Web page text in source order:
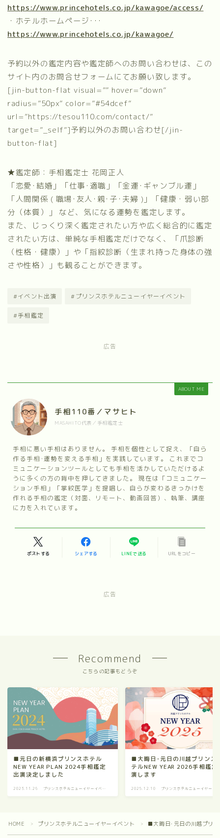
https://www.princehotels.co.jp/kawagoe/access/
・ホテルホームページ･･･
https://www.princehotels.co.jp/kawagoe/
予約以外の鑑定内容や鑑定師へのお問い合わせは、この
サイト内のお問合せフォームにてお願い致します。
[jin-button-flat visual=”” hover=”down”
radius=”50px” color=”#54dcef”
url=”https://tesou110.com/contact/”
target=”_self”]予約以外のお問い合わせ[/jin-
button-flat]
★鑑定師：手相鑑定士 花岡正人
「恋愛･結婚」「仕事･適職」「金運･ギャンブル運」
「人間関係 ( 職場･友人･親･子･夫婦 )」「健康・弱い部
分（体質）」 など、気になる運勢を鑑定します。
また、じっくり深く鑑定されたい方や広く総合的に鑑定
されたい方は、単純な手相鑑定だけでなく、
「爪診断
（性格・健康）」 や 「指紋診断（生まれ持った身体の強
さや性格）」 も観ることができます。
#イベント出演 #プリンスホテルニューイヤーイベント
#手相鑑定
広告
ABOUT ME
手相110番／マサヒト
MASAHITO代表／手相鑑定士
手相に悪い手相はありません。 手相を個性として捉え、「自ら
作る手相･運勢を変える手相」を実践しています。 これまでコ
ミュニケーションツールとしても手相を活かしていただけるよ
うに多くの方の背中を押してきました。 現在は「コミュニケー
ション手相」「掌紋医学」を提唱し、自らが変わるきっかけを
作れる手相の鑑定（対面、リモート、動画回答）、執筆、講座
に力を入れています。
ポストする シェアする LINEで送る URLをコピー
広告
Recommend
こちらの記事もどうぞ
■元日の新横浜プリンスホテル
NEW YEAR PLAN 2024手相鑑定
出演決定しました
2023.11.26 プリンスホテルニューイヤーイベン
■大晦日･元日の川越プリンス
テルNEW YEAR 2026手相鑑定
演します
2025.12.10 プリンスホテルニューイヤーイ
HOME ＞ プリンスホテルニューイヤーイベント ＞ ■大晦日･元日の川越プリ